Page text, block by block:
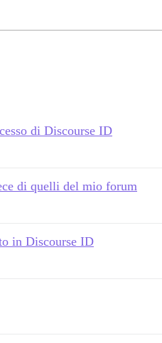
di Discourse ID
di quelli del mio forum
in Discourse ID